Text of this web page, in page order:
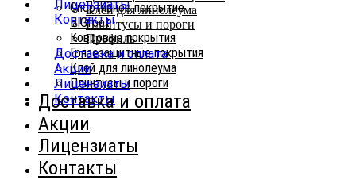
Лицензиаты
Контакты
Клей для линолеума
Плинтусы и пороги
Профиль
Доставка и оплата
Акции
Лицензиаты
Контакты
Спортивное покрытие
BIGfoot
Ковровые покрытия
Грязезащитные покрытия
Клей для линолеума
Плинтусы и пороги
Доставка и оплата
Акции
Лицензиаты
Контакты